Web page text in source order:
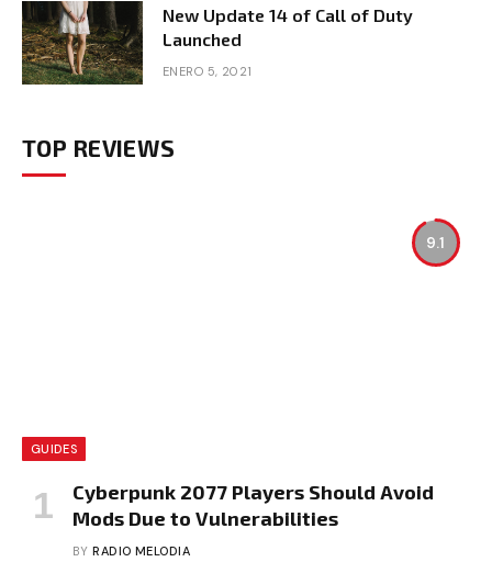
New Update 14 of Call of Duty
Launched
ENERO 5, 2021
TOP REVIEWS
9.1
GUIDES
Cyberpunk 2077 Players Should Avoid
Mods Due to Vulnerabilities
BY RADIO MELODIA